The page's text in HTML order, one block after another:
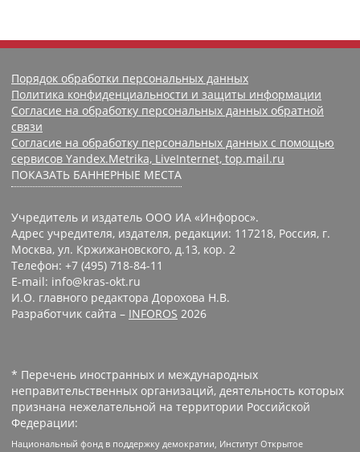
Порядок обработки персональных данных
Политика конфиденциальности и защиты информации
Согласие на обработку персональных данных обратной
связи
Согласие на обработку персональных данных с помощью
сервисов Yandex.Metrika, LiveInternet, top.mail.ru
ПОКАЗАТЬ БАННЕРНЫЕ МЕСТА
Учредитель и издатель ООО ИА «Инфорос».
Адрес учредителя, издателя, редакции: 117218, Россия, г.
Москва, ул. Кржижановского, д.13, кор. 2
Телефон: +7 (495) 718-84-11
E-mail: info@kras-okt.ru
И.О. главного редактора Дорохова Н.В.
Разработчик сайта – INFOROS 2026
* Перечень иностранных и международных
неправительственных организаций, деятельность которых
признана нежелательной на территории Российской
Федерации:
Национальный фонд в поддержку демократии, Институт Открытое